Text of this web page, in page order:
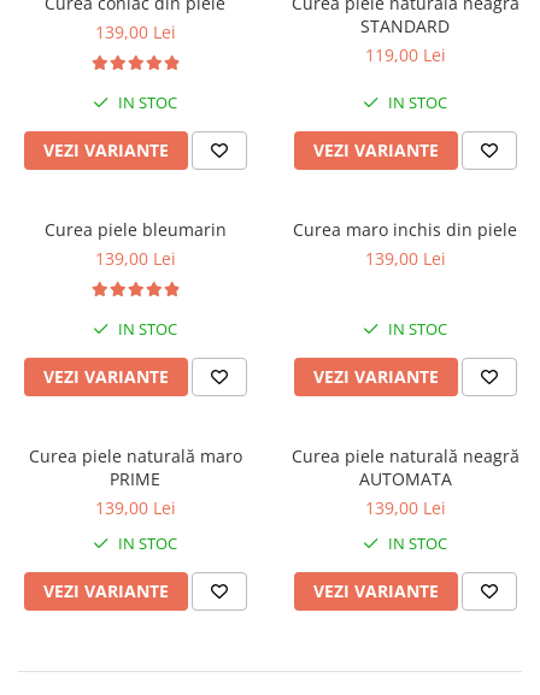
139,00 Lei
IN STOC
VEZI VARIANTE
STANDARD
119,00 Lei
IN STOC
VEZI VARIANTE
Curea piele bleumarin
139,00 Lei
IN STOC
VEZI VARIANTE
Curea maro inchis din piele
139,00 Lei
IN STOC
VEZI VARIANTE
Curea piele naturală maro
PRIME
139,00 Lei
IN STOC
VEZI VARIANTE
Curea piele naturală neagră
AUTOMATA
139,00 Lei
IN STOC
VEZI VARIANTE